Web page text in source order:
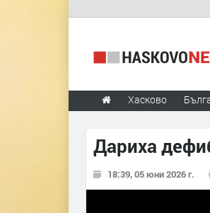
Хасково
Дариха
18:39, 05 юни 2026 г.